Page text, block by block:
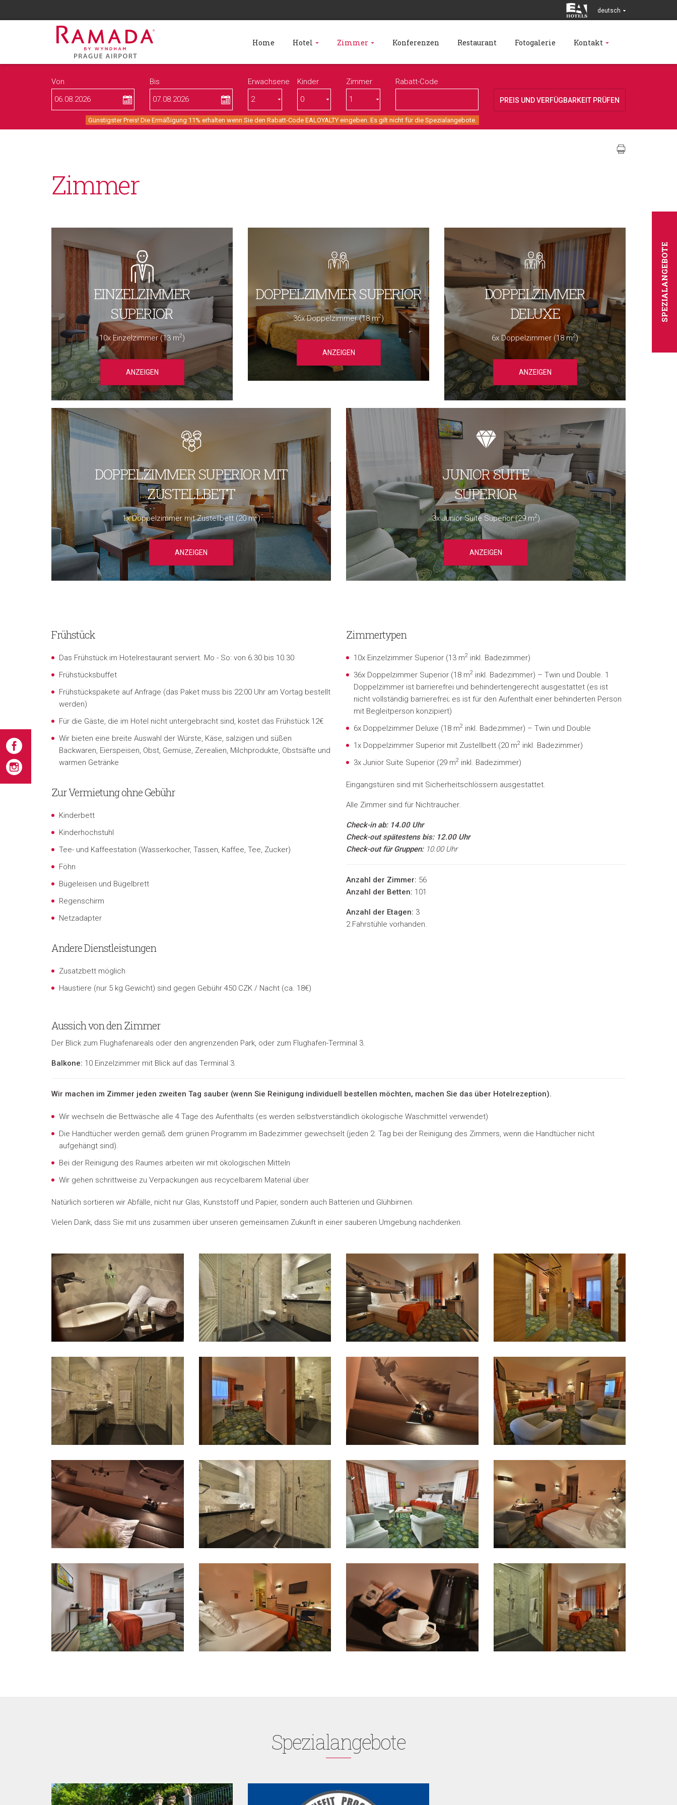
deutsch
Home Hotel Zimmer Konferenzen Restaurant Fotogalerie Kontakt
Von Bis Erwachsene Kinder Zimmer Rabatt-Code
Günstigster Preis! Die Ermäßigung 11% erhalten wenn Sie den Rabatt-Code EALOYALTY eingeben. Es gilt nicht für die Spezialangebote.
SPEZIALANGEBOTE
Zimmer
EINZELZIMMER
SUPERIOR
10x Einzelzimmer (13 m2)
ANZEIGEN
DOPPELZIMMER SUPERIOR
36x Doppelzimmer (18 m2)
ANZEIGEN
DOPPELZIMMER
DELUXE
6x Doppelzimmer (18 m2)
ANZEIGEN
DOPPELZIMMER SUPERIOR MIT
ZUSTELLBETT
1x Doppelzimmer mit Zustellbett (20 m2)
ANZEIGEN
JUNIOR SUITE
SUPERIOR
3x Junior Suite Superior (29 m2)
ANZEIGEN
Frühstück
Das Frühstück im Hotelrestaurant serviert. Mo - So: von 6.30 bis 10.30
Frühstücksbuffet
Frühstückspakete auf Anfrage (das Paket muss bis 22:00 Uhr am Vortag bestellt
werden)
Für die Gäste, die im Hotel nicht untergebracht sind, kostet das Frühstück 12€
Wir bieten eine breite Auswahl der Würste, Käse, salzigen und süßen
Backwaren, Eierspeisen, Obst, Gemüse, Zerealien, Milchprodukte, Obstsäfte und
warmen Getränke
Zur Vermietung ohne Gebühr
Kinderbett
Kinderhochstuhl
Tee- und Kaffeestation (Wasserkocher, Tassen, Kaffee, Tee, Zucker)
Föhn
Bügeleisen und Bügelbrett
Regenschirm
Netzadapter
Andere Dienstleistungen
Zusatzbett möglich
Haustiere (nur 5 kg Gewicht) sind gegen Gebühr 450 CZK / Nacht (ca. 18€)
Zimmertypen
10x Einzelzimmer Superior (13 m2 inkl. Badezimmer)
36x Doppelzimmer Superior (18 m2 inkl. Badezimmer) – Twin und Double. 1
Doppelzimmer ist barrierefrei und behindertengerecht ausgestattet (es ist
nicht vollständig barrierefrei; es ist für den Aufenthalt einer behinderten Person
mit Begleitperson konzipiert)
6x Doppelzimmer Deluxe (18 m2 inkl. Badezimmer) – Twin und Double
1x Doppelzimmer Superior mit Zustellbett (20 m2 inkl. Badezimmer)
3x Junior Suite Superior (29 m2 inkl. Badezimmer)
Eingangstüren sind mit Sicherheitschlössern ausgestattet.
Alle Zimmer sind für Nichtraucher.
Check-in ab: 14.00 Uhr
Check-out spätestens bis: 12.00 Uhr
Check-out für Gruppen:10.00 Uhr
Anzahl der Zimmer: 56
Anzahl der Betten: 101
Anzahl der Etagen: 3
2 Fahrstühle vorhanden.
Aussich von den Zimmer
Der Blick zum Flughafenareals oder den angrenzenden Park, oder zum Flughafen-Terminal 3.
Balkone: 10 Einzelzimmer mit Blick auf das Terminal 3.
Wir machen im Zimmer jeden zweiten Tag sauber (wenn Sie Reinigung individuell bestellen möchten, machen Sie das über Hotelrezeption).
Wir wechseln die Bettwäsche alle 4 Tage des Aufenthalts (es werden selbstverständlich ökologische Waschmittel verwendet)
Die Handtücher werden gemäß dem grünen Programm im Badezimmer gewechselt (jeden 2. Tag bei der Reinigung des Zimmers, wenn die Handtücher nicht
aufgehängt sind).
Bei der Reinigung des Raumes arbeiten wir mit ökologischen Mitteln
Wir gehen schrittweise zu Verpackungen aus recycelbarem Material über
Natürlich sortieren wir Abfälle, nicht nur Glas, Kunststoff und Papier, sondern auch Batterien und Glühbirnen.
Vielen Dank, dass Sie mit uns zusammen über unseren gemeinsamen Zukunft in einer sauberen Umgebung nachdenken.
Spezialangebote